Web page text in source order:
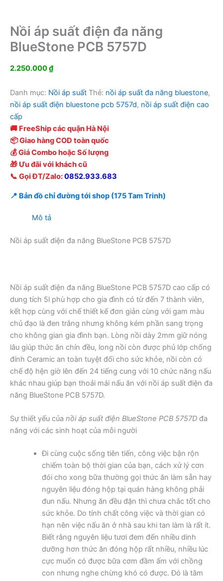
Nồi áp suất điện đa năng
BlueStone PCB 5757D
2.250.000₫
Danh mục: Nồi áp suất Thẻ: nồi áp suất đa năng bluestone,
nồi áp suất điện bluestone pcb 5757d, nồi áp suất điện cao
cấp
🚚 FreeShip các quận Hà Nội
📦 Giao hàng COD toàn quốc
💰 Giá Combo hoặc Số lượng
🎁 Ưu đãi với khách cũ
📞 Gọi ĐT/Zalo:0852.933.683
📍 Bản đồ chỉ đường tới shop (175 Tam Trinh)
Mô tả
Nồi áp suất điện đa năng BlueStone PCB 5757D
Nồi áp suất điện đa năng BlueStone PCB 5757D cao cấp có
dung tích 5l phù hợp cho gia đình có từ đến 7 thành viên,
kết hợp cùng với chế thiết kế đơn giản cùng với gam màu
chủ đạo là đen trắng nhưng không kém phần sang trọng
cho không gian gia đình bạn. Lòng nồi dày 2mm giữ nóng
lâu giúp thức ăn chín đều, long nồi còn được phủ lớp chống
đính Ceramic an toàn tuyệt đối cho sức khỏe, nồi còn có
chế độ hện giờ lên đến 24 tiếng cung với 10 chức năng nấu
khác nhau giúp bạn thoải mái nấu ăn với nồi áp suất điện đa
năng BlueStone PCB 5757D.
Sự thiết yếu của nồi áp suất điện BlueStone PCB 5757D đa
năng với các sinh hoạt của mỗi người
Đi cùng cuộc sống tiên tiến, công việc bận rộn
chiếm toàn bộ thời gian của bạn, cách xử lý cơn
đói cho xong bữa thường gọi thức ăn làm sẵn hay
nguyên liệu đóng hộp tại quán hàng không phải
đun nấu. Nhưng ăn đều đặn thì chưa chắc tốt cho
sức khỏe. Do tính chất công việc và thời gian có
hạn nên việc nấu ăn ở nhà sau khi tan làm là rất ít.
Biết rằng nguyên liệu tươi đem đến nhiều dinh
dưỡng hơn thức ăn đóng hộp rất nhiều, nhiều lúc
cực muốn có được bữa cơm đầm ấm với chồng
con nhưng nghe chừng khó có được. Đó là tâm